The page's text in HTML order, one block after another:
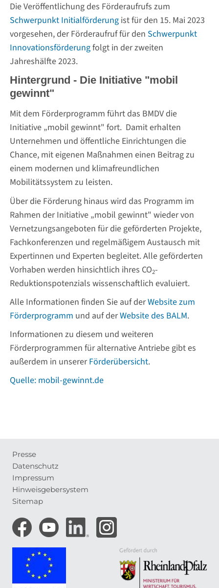
Die Veröffentlichung des Förderaufrufs zum
Schwerpunkt Initialförderung ist für den 15. Mai 2023
vorgesehen, der Förderaufruf für den Schwerpunkt
Innovationsförderungfolgt in der zweiten
Jahreshälfte 2023.
Hintergrund - Die Initiative "mobil
gewinnt"
Mit dem Förderprogramm führt das BMDV die
Initiative „mobil gewinnt" fort. Damit erhalten
Unternehmen und öffentliche Einrichtungen die
Chance, mit eigenen Maßnahmen einen Beitrag zu
einem modernen und klimafreundlichen
Mobilitätssystem zu leisten.
Über die Förderung hinaus wird das Programm im
Rahmen der Initiative „mobil gewinnt" wieder von
Vernetzungsangeboten für die geförderten Projekte,
Fachkonferenzen und regelmäßigem Austausch mit
Expertinnen und Experten begleitet. Alle geförderten
Vorhaben werden hinsichtlich ihres CO2-
Reduktionspotenzials wissenschaftlich evaluiert.
Alle Informationen finden Sie auf derWebsite zum
Förderprogramm und auf derWebsite des BALM.
Informationen zu diesem und weiteren
Förderprogrammen für alternative Antriebe gibt es
außerdem in unsererFörderübersicht.
Quelle: mobil-gewinnt.de
Meta-
Navigation
Presse
Datenschutz
Impressum
Hinweisgebersystem
Sitemap